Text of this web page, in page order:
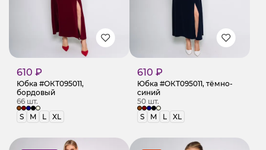
610 ₽
Юбка #ОКТ095011,
бордовый
66 шт.
S
M L XL
610 ₽
Юбка #ОКТ095011, тёмно-
синий
50 шт.
S
M L XL